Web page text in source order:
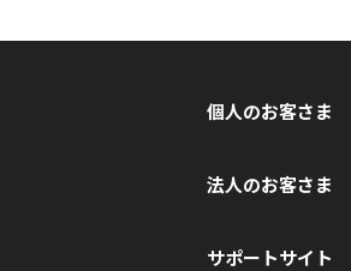
個人のお客さま
法人のお客さま
サポートサイト